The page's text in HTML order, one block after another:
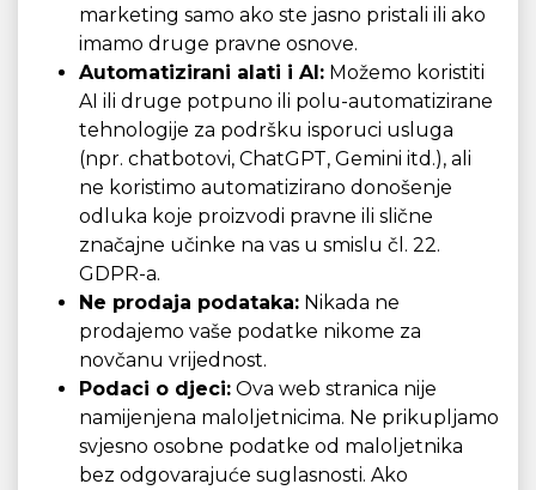
marketing samo ako ste jasno pristali ili ako
imamo druge pravne osnove.
Automatizirani alati i AI: Možemo koristiti
AI ili druge potpuno ili polu-automatizirane
tehnologije za podršku isporuci usluga
(npr. chatbotovi, ChatGPT, Gemini itd.), ali
ne koristimo automatizirano donošenje
odluka koje proizvodi pravne ili slične
značajne učinke na vas u smislu čl. 22.
GDPR-a.
Ne prodaja podataka: Nikada ne
prodajemo vaše podatke nikome za
novčanu vrijednost.
Podaci o djeci: Ova web stranica nije
namijenjena maloljetnicima. Ne prikupljamo
svjesno osobne podatke od maloljetnika
bez odgovarajuće suglasnosti. Ako